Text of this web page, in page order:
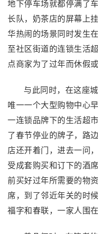
地下停车场就都停满了
长队，奶茶店的屏幕上
华热闹的场景同时发生
至社区街道的连锁生活
点商家为了过年而休假
与此同时，在这座
唯一一个大型购物中心
一连锁品牌下的生活超
了春节停业的牌子，路
店还开着门，进去一问
受成套购买和订下的酒
前买好过年所需要的物
席，到了邻近年关的时
福字和春联，一家人围